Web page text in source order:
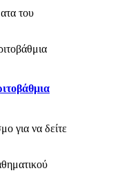
του
για να δείτε